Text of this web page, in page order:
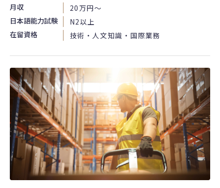
月収
20万円〜
日本語能力試験
N2以上
在留資格
技術・人文知識・国際業務